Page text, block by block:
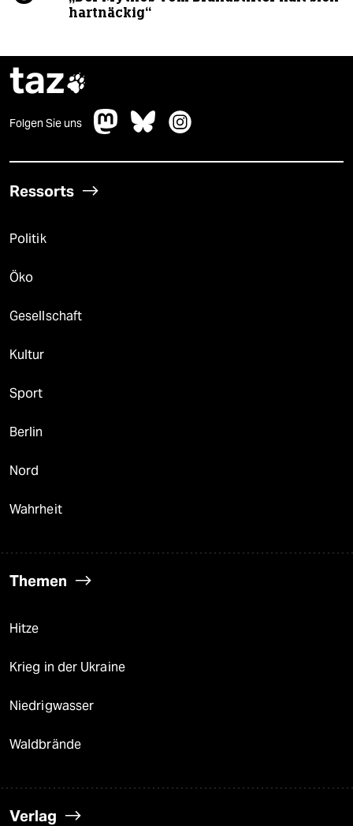
hartnäckig“
taz
Folgen Sie uns
Ressorts
Politik
Öko
Gesellschaft
Kultur
Sport
Berlin
Nord
Wahrheit
Themen
Hitze
Krieg in der Ukraine
Niedrigwasser
Waldbrände
Verlag